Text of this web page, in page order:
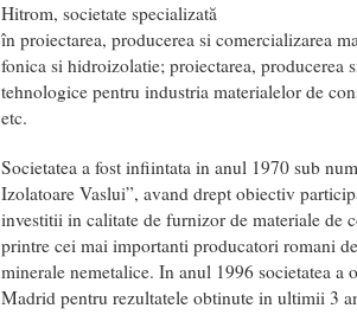
Hitrom, societate specializată
în proiectarea, producerea si comercializarea
fonica si hidroizolatie; proiectarea, producerea
tehnologice pentru industria materialelor de
etc.
Societatea a fost infiintata in anul 1970 sub
Izolatoare Vaslui”, avand drept obiectiv
investitii in calitate de furnizor de materiale de
printre cei mai importanti producatori romani
minerale nemetalice. In anul 1996 societatea a
Madrid pentru rezultatele obtinute in ultimii 3